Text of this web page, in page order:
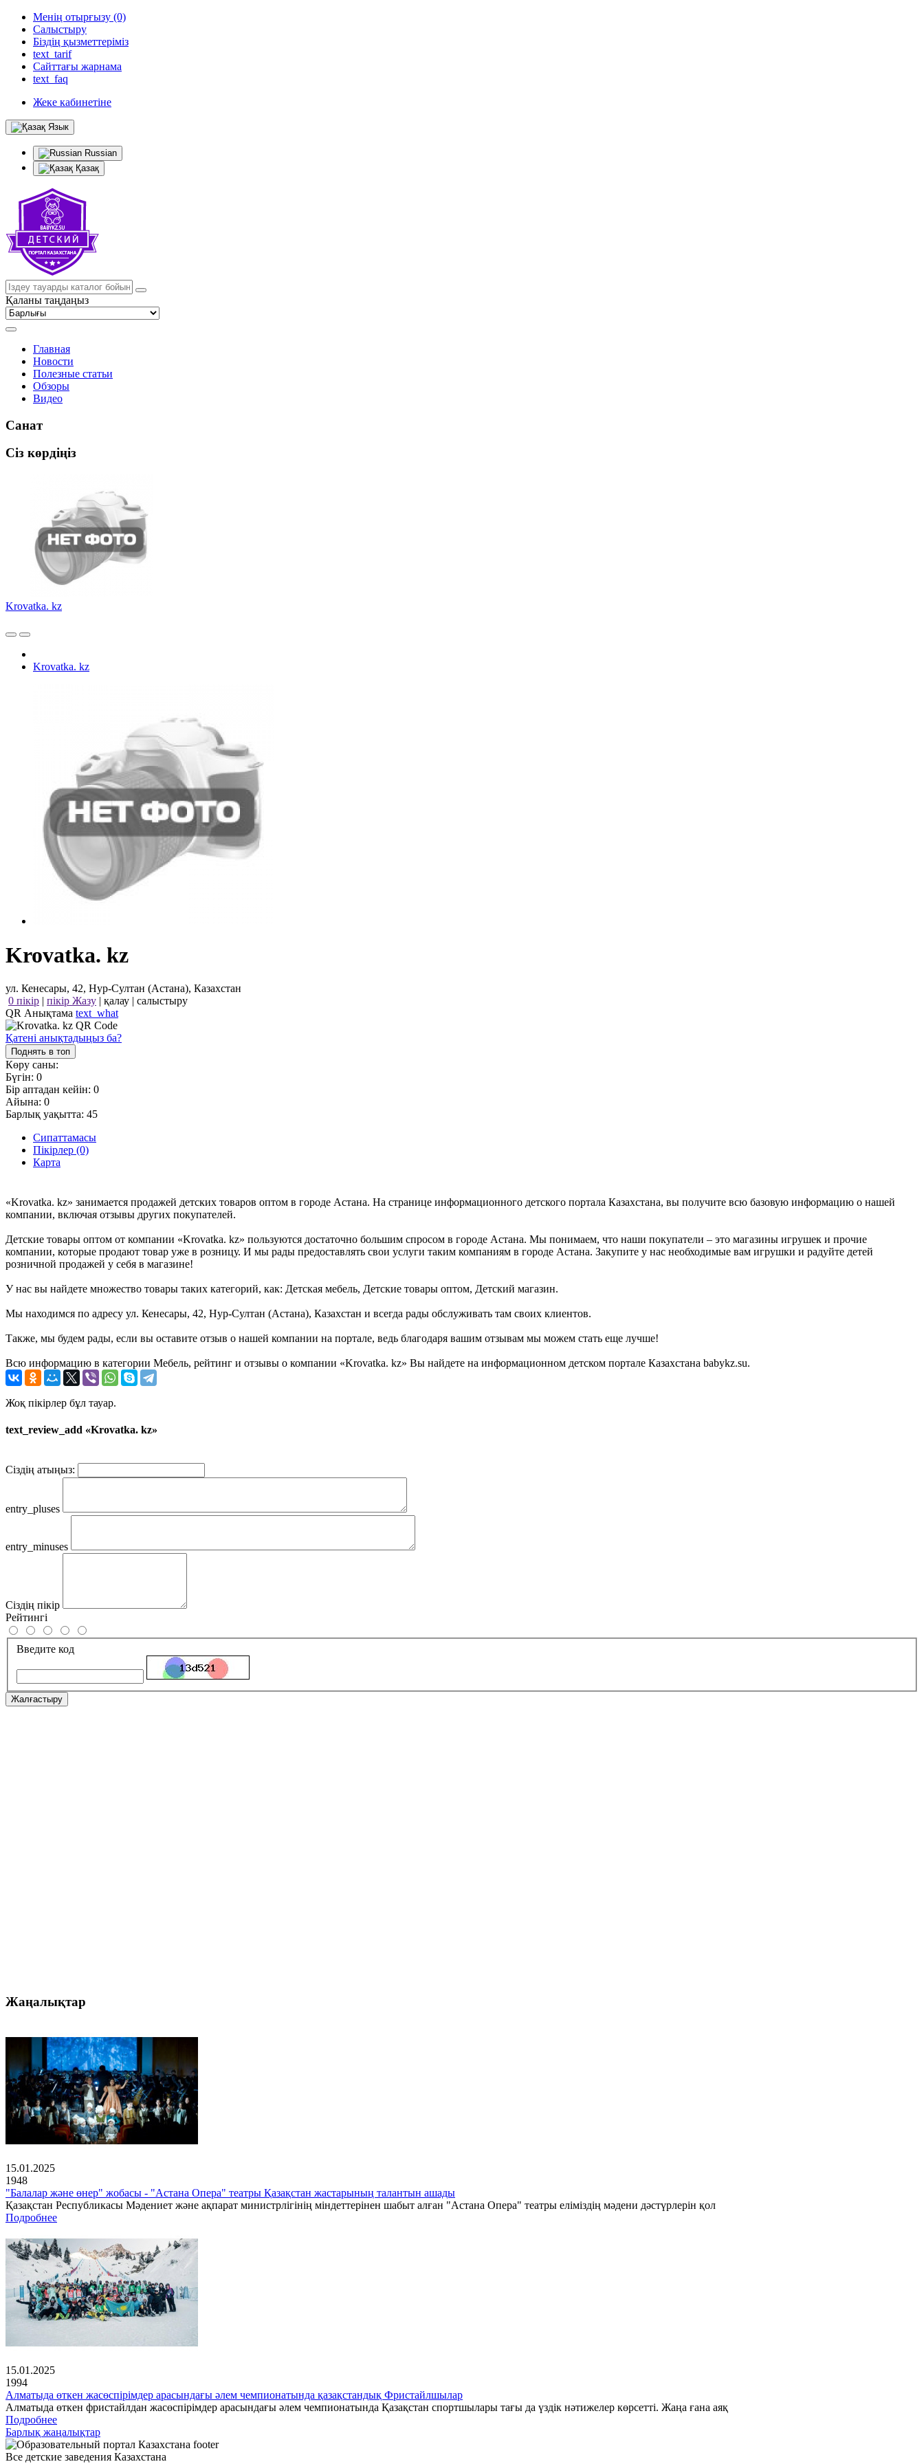
Менің отырғызу (0)
Салыстыру
Біздің қызметтеріміз
text_tarif
Сайттағы жарнама
text_faq
Жеке кабинетіне
Язык
Russian
Қазақ
Қаланы таңдаңыз
Главная
Новости
Полезные статьи
Обзоры
Видео
Санат
Сіз көрдіңіз
Krovatka. kz
Krovatka. kz
Krovatka. kz
ул. Кенесары, 42, Нур-Султан (Астана), Казахстан
0 пікір | пікір Жазу | қалау | салыстыру
QR Анықтама text_what
Қатені анықтадыңыз ба?
Поднять в топ
Көру саны:
Бүгін: 0
Бір аптадан кейін: 0
Айына: 0
Барлық уақытта: 45
Сипаттамасы
Пікірлер (0)
Карта
«Krovatka. kz» занимается продажей детских товаров оптом в городе Астана. На странице информационного детского портала Казахстана, вы получите всю базовую информацию о нашей
компании, включая отзывы других покупателей.
Детские товары оптом от компании «Krovatka. kz» пользуются достаточно большим спросом в городе Астана. Мы понимаем, что наши покупатели – это магазины игрушек и прочие
компании, которые продают товар уже в розницу. И мы рады предоставлять свои услуги таким компаниям в городе Астана. Закупите у нас необходимые вам игрушки и радуйте детей
розничной продажей у себя в магазине!
У нас вы найдете множество товары таких категорий, как: Детская мебель, Детские товары оптом, Детский магазин.
Мы находимся по адресу ул. Кенесары, 42, Нур-Султан (Астана), Казахстан и всегда рады обслуживать там своих клиентов.
Также, мы будем рады, если вы оставите отзыв о нашей компании на портале, ведь благодаря вашим отзывам мы можем стать еще лучше!
Всю информацию в категории Мебель, рейтинг и отзывы о компании «Krovatka. kz» Вы найдете на информационном детском портале Казахстана babykz.su.
Жоқ пікірлер бұл тауар.
text_review_add «Krovatka. kz»
Сіздің атыңыз:
entry_pluses
entry_minuses
Сіздің пікір
Рейтингі
Введите код
Жалғастыру
Жаңалықтар
15.01.2025
1948
"Балалар және өнер" жобасы - "Астана Опера" театры Қазақстан жастарының талантын ашады
Қазақстан Республикасы Мәдениет және ақпарат министрлігінің міндеттерінен шабыт алған "Астана Опера" театры еліміздің мәдени дәстүрлерін қол
Подробнее
15.01.2025
1994
Алматыда өткен жасөспірімдер арасындағы әлем чемпионатында қазақстандық Фристайлшылар
Алматыда өткен фристайлдан жасөспірімдер арасындағы әлем чемпионатында Қазақстан спортшылары тағы да үздік нәтижелер көрсетті. Жаңа ғана аяқ
Подробнее
Барлық жаңалықтар
Все детские заведения Казахстана